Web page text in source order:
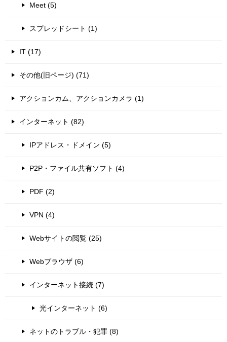
Meet (5)
スプレッドシート (1)
IT (17)
その他(旧ページ) (71)
アクションカム、アクションカメラ (1)
インターネット (82)
IPアドレス・ドメイン (5)
P2P・ファイル共有ソフト (4)
PDF (2)
VPN (4)
Webサイトの閲覧 (25)
Webブラウザ (6)
インターネット接続 (7)
光インターネット (6)
ネットのトラブル・犯罪 (8)